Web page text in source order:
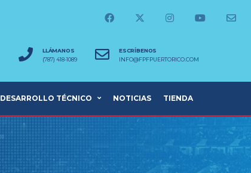
LLÁMANOS
(787) 418-1089
ESCRÍBENOS
INFO@FPFPUERTORICO.COM
DESARROLLO TÉCNICO NOTICIAS TIENDA